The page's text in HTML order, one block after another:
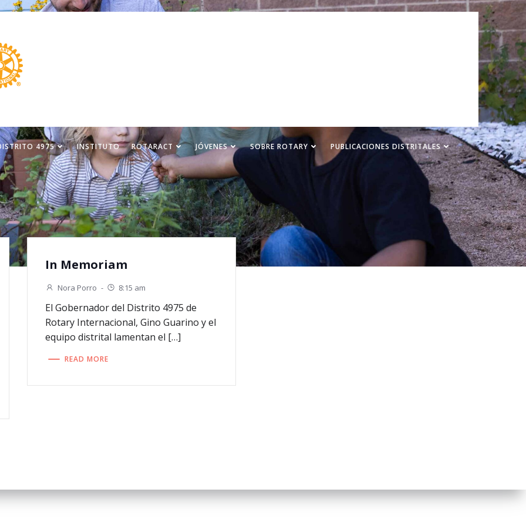
4975 INSTITUTO ROTARACT JÓVENES SOBRE ROTARY PUBLICACIONES DISTRITALES
In Memoriam
Nora Porro - 8:15 am
El Gobernador del Distrito 4975 de
Rotary Internacional, Gino Guarino y el
equipo distrital lamentan el […]
READ MORE